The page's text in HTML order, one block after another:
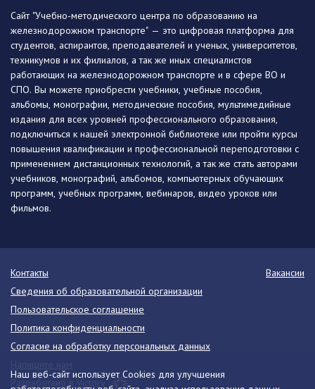
Наш веб-сайт использует Cookies для улучшения
Сайт "Учебно-методического центра по образованию на
железнодорожном транспорте" — это цифровая платформа для
студентов, аспирантов, преподавателей и ученых, университетов,
техникумов и их филиалов, а так же иных специалистов
работающих на железнодорожном транспорте и в сфере ВО и
СПО. Вы можете приобрести учебники, учебные пособия,
альбомы, монографии, методические пособия, мультимедийные
издания для всех уровней профессионального образования,
подключиться к нашей электронной библиотеке или пройти курсы
повышения квалификации и профессиональной переподготовки с
применением дистанционных технологий, а так же стать авторами
учебников, монографий, альбомов, компьютерных обучающих
программ, учебных программ, вебинаров, видео уроков или
фильмов.
Контакты
Вакансии
Сведения об образовательной организации
Пользовательское соглашение
Политика конфиденциальности
Согласие на обработку персональных данных
Разработано в Victory